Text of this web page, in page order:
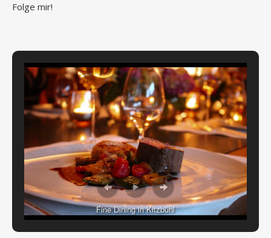
Folge mir!
Fine Dining in Kitzbühl